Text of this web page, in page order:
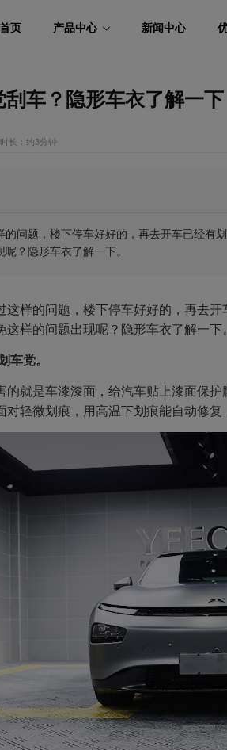
首页 产品中心 新闻中心
车？隐形车衣了解一下
长：约3分钟
的问题，楼下停车好好的，再去开车已经有
？隐形车衣了解一下。
这样的问题，楼下停车好好的，再去
样的问题出现呢？隐形车衣了解一下。
车党。
的就是车漆漆面，给汽车贴上漆面保
轻微划痕，用高温下划痕能自动修复